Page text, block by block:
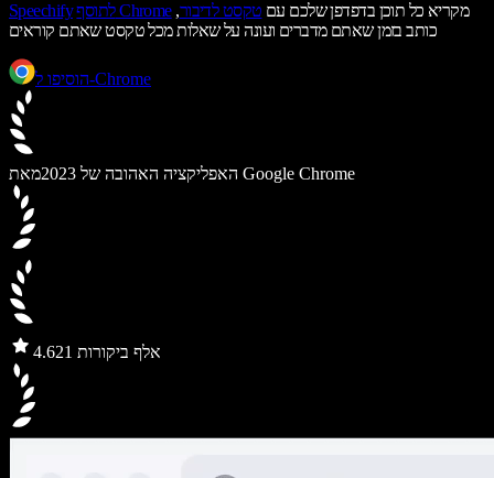
Speechify לתוסף Chrome מקריא כל תוכן בדפדפן שלכם עם טקסט לדיבור,
כותב בזמן שאתם מדברים ועונה על שאלות מכל טקסט שאתם קוראים
הוסיפו ל-Chrome
האפליקציה האהובה של 2023 מאת Google Chrome
4.6 21 אלף ביקורות